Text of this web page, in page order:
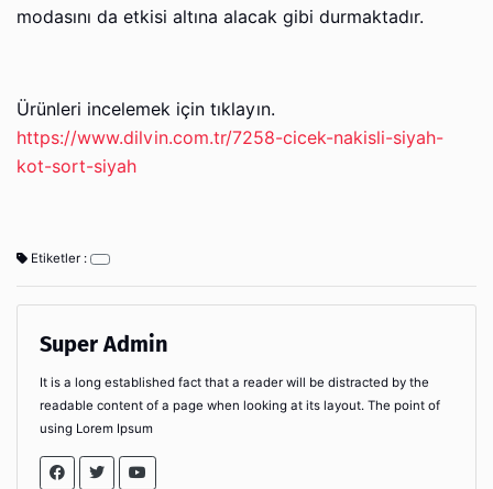
modasını da etkisi altına alacak gibi durmaktadır.
Ürünleri incelemek için tıklayın.
https://www.dilvin.com.tr/7258-cicek-nakisli-siyah-
kot-sort-siyah
Etiketler :
Super Admin
It is a long established fact that a reader will be distracted by the
readable content of a page when looking at its layout. The point of
using Lorem Ipsum